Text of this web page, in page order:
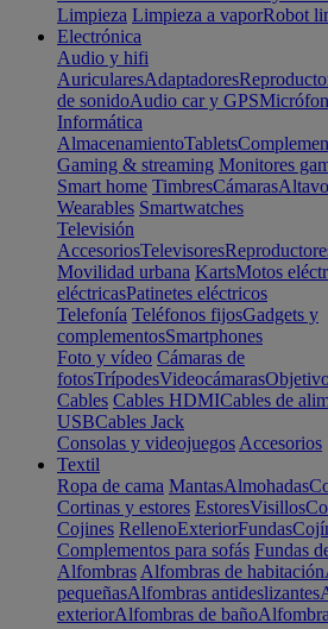
Limpieza Limpieza a vaporRobot
Electrónica
Audio y hifi
AuricularesAdaptadores
de sonidoAudio car y GPS
Informática
AlmacenamientoTablets
Gaming & streaming Monitores
Smart home TimbresCámaras
Wearables Smartwatches
Televisión
AccesoriosTelevisores
Movilidad urbana KartsMotos
eléctricasPatinetes eléctricos
Telefonía Teléfonos fijosGadgets y
complementosSmartphones
Foto y vídeo Cámaras de
fotosTrípodesVideocámaras
Cables Cables HDMICables de
USBCables Jack
Consolas y videojuegos Accesorios
Textil
Ropa de cama MantasAlmohadas
Cortinas y estores EstoresVisillos
Cojines RellenoExteriorFundas
Complementos para sofás Fundas
Alfombras Alfombras de habitación
pequeñasAlfombras antideslizantes
exteriorAlfombras de baño